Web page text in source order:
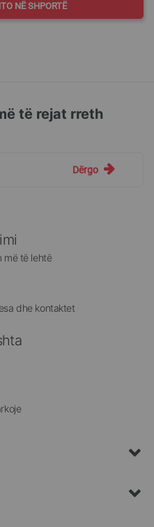
NË SHPORTË
të rejat rreth
Dërgo
më të lehtë
dhe kontaktet